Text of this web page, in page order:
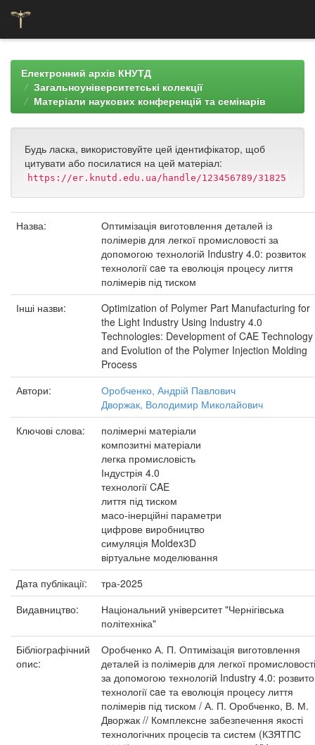
navigationЕлектронний архів КНУТД
Загальноуніверситетські колекції
Матеріали наукових конференцій та семінарів
Будь ласка, використовуйте цей ідентифікатор, щоб
цитувати або посилатися на цей матеріал:
https://er.knutd.edu.ua/handle/123456789/31825
Назва:
Оптимізація виготовлення деталей із
полімерів для легкої промисловості за
допомогою технологій Industry 4.0: розвиток
технології cae та еволюція процесу лиття
полімерів під тиском
Інші назви:
Optimization of Polymer Part Manufacturing for
the Light Industry Using Industry 4.0
Technologies: Development of CAE Technology
and Evolution of the Polymer Injection Molding
Process
Автори:
Оробченко, Андрій Павлович
Дворжак, Володимир Миколайович
Ключові слова:
полімерні матеріали
композитні матеріали
легка промисловість
Індустрія 4.0
технології CAE
лиття під тиском
масо-інерційні параметри
цифрове виробництво
симуляція Moldex3D
віртуальне моделювання
Дата публікації:
тра-2025
Видавництво:
Національний університет "Чернігівська
політехніка"
Бібліографічний
опис:
Оробченко А. П. Оптимізація виготовлення
деталей із полімерів для легкої промисловості
за допомогою технологій Industry 4.0:
технології cae та еволюція процесу лиття
полімерів під тиском / А. П. Оробченко, В. М.
Дворжак // Комплексне забезпечення якості
технологічних процесів та систем (КЗЯТПС